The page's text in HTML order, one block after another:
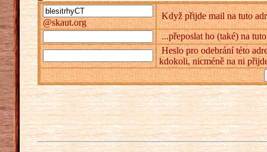
@skaut.org
Když přijde mail na tuto
...přeposlat ho (také) na
Heslo pro odebrání této
kdokoli, nicméně na ni